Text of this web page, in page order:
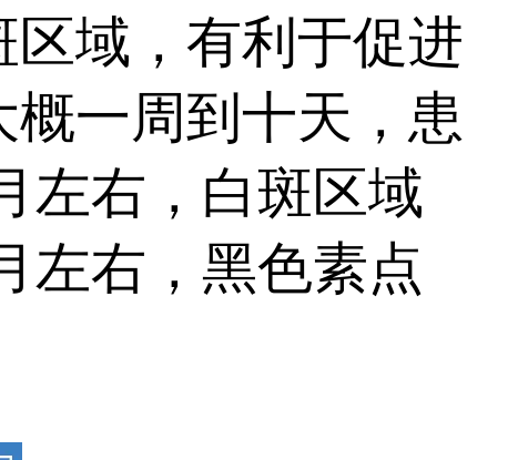
域，有利于促进
一周到十天，患
左右，白斑区域
左右，黑色素点